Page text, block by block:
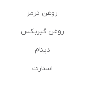
روغن ترمز
روغن گیربكس
دینام
استارت